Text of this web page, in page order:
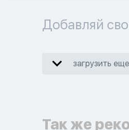
Добавляй
загрузить еще
Так же